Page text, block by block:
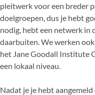
pleitwerk voor een breder
doelgroepen, dus je hebt
nodig, hebt een netwerk in
daarbuiten. We werken
het Jane Goodall Institute
een lokaal niveau.
Nadat je je hebt